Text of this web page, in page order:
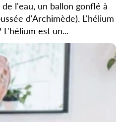
l'eau, un ballon gonflé à
d'Archimède). L'hélium
L'hélium est un...